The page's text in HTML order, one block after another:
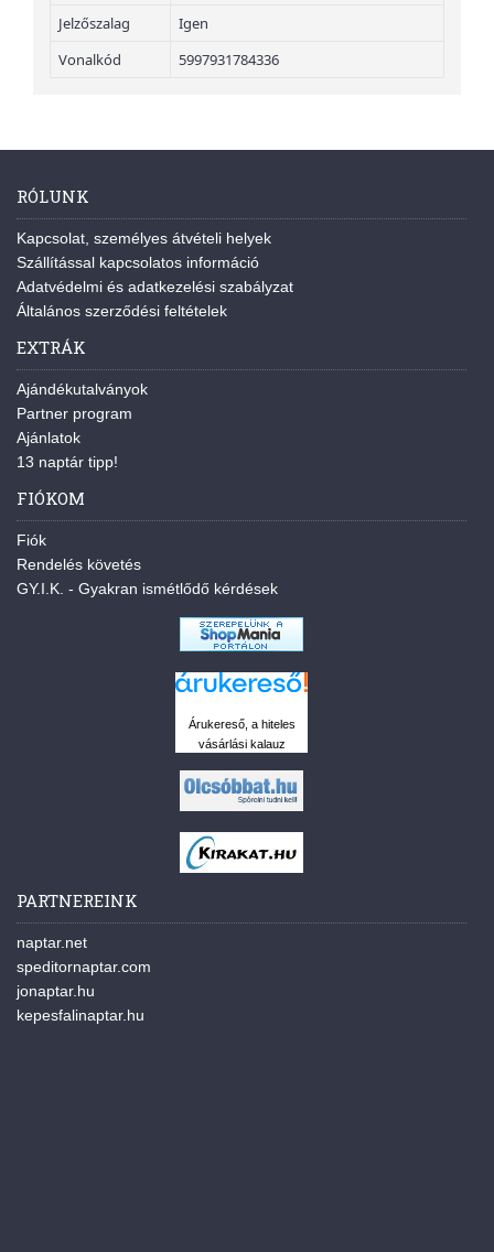
Jelzőszalag
Igen
Vonalkód
5997931784336
RÓLUNK
Kapcsolat, személyes átvételi helyek
Szállítással kapcsolatos információ
Adatvédelmi és adatkezelési szabályzat
Általános szerződési feltételek
EXTRÁK
Ajándékutalványok
Partner program
Ajánlatok
13 naptár tipp!
FIÓKOM
Fiók
Rendelés követés
GY.I.K. - Gyakran ismétlődő kérdések
Árukereső, a hiteles
vásárlási kalauz
PARTNEREINK
naptar.net
speditornaptar.com
jonaptar.hu
kepesfalinaptar.hu